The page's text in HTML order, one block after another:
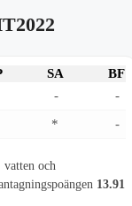
SA
BF
-
-
* -
och
13.91